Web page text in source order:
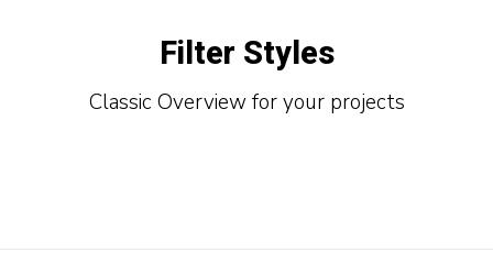
Filter Styles
Classic Overview for your projects